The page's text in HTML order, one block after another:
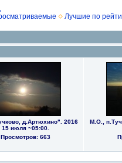
Лучшие по
д.Артюхино". 2016
15 июля ~05:00.
Просмотров: 663
М.О.,